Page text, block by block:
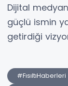
Dijital
güçlü ismin
getirdiği
#FısıltıHaberleri